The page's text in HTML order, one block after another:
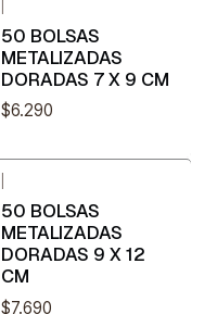
50 BOLSAS
METALIZADAS
DORADAS 7 X 9 CM
$6.290
50 BOLSAS
METALIZADAS
DORADAS 9 X 12
CM
$7.690